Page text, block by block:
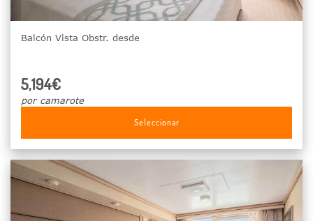
Balcón Vista Obstr. desde
5,194€
por camarote
Seleccionar